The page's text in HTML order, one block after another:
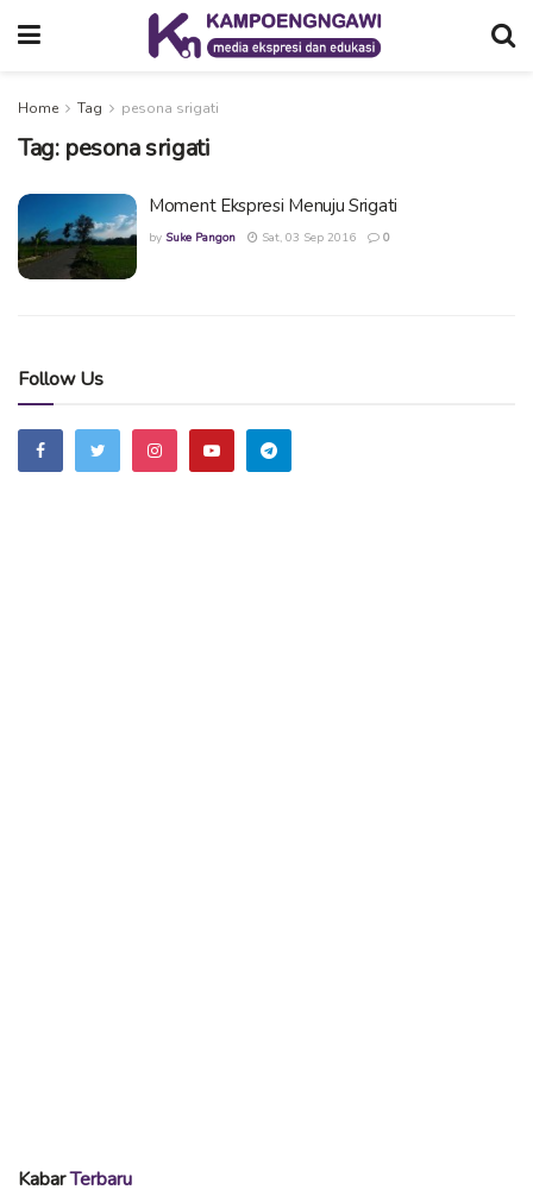
Home Tag pesona srigati
Tag: pesona srigati
Moment Ekspresi Menuju Srigati
by Suke Pangon Sat, 03 Sep 2016 0
Follow Us
KabarTerbaru